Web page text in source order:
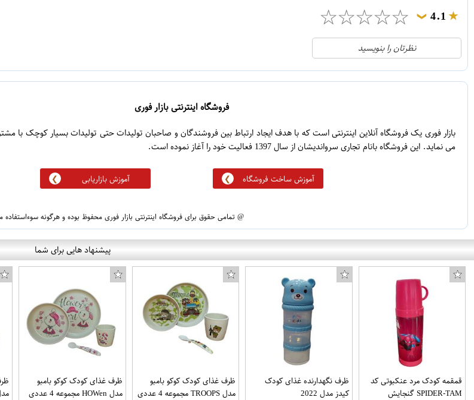
4.1
❯
☆
☆
☆
☆
☆
21
3
1
1
5
نظرتان را بنویسید
فروشگاه اینترنتی بازار فوری
بازار فوری یک فروشگاه آنلاین اینترنتی است که با هدف ایجاد ارتباط بین فروشندگان و صاحبان تولیدات حتی تولیدات بسیار کوچک با
می نماید. این فروشگاه بانام تجاری سرواندیشان از سال 1397 فعالیت خود را آغاز نموده است.
آموزش ساخت فروشگاه آموزش بازاریابی
@ تمامی حقوق برای فروشگاه اینترنتی بازار فوری محفوظ بوده و هرگونه سوءاستفاده
پیشنهاد هایی برای شما
قمقمه کودک مرد عنکبوتی کد
SPIDER-TAM گنجایش
ظرف نگهدارنده غذای کودک
کیدز مدل 2022
ظرف غذای کودک کوکو بامبو
مدل TROOPS مجموعه 4 عددی
ظرف غذای کودک کوکو بامبو
مدل HOWen مجموعه 4 عددی